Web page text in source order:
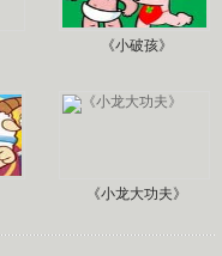
《小破孩》
《小龙大功夫》